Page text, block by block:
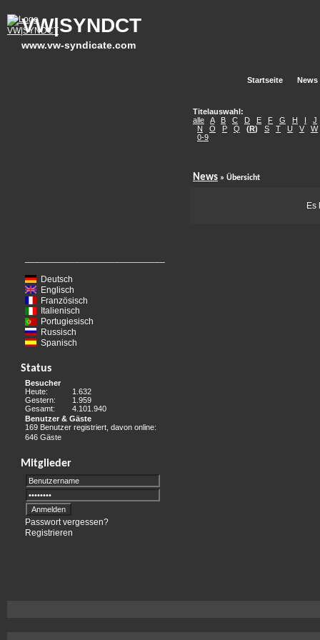
VW|SYNDCT
www.vw-syndicate.com
Startseite News
Deutsch
Englisch
Französisch
Italienisch
Portugiesisch
Russisch
Spanisch
Status
Besucher
Heute:
1.632
Gestern:
1.959
Gesamt:
4.101.940
Benutzer & Gäste
169 Benutzer registriert, davon online:
646 Gäste
Mitglieder
Passwort vergessen?
Registrieren
Titelauswahl:
alle
A B C D E F G H I
J
N
O P Q (R) S T U V
W
0-9
News » Übersicht
Es